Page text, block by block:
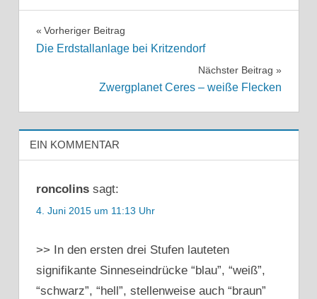
Beitragsnavigation
Vorheriger Beitrag
Die Erdstallanlage bei Kritzendorf
Nächster Beitrag
Zwergplanet Ceres – weiße Flecken
EIN KOMMENTAR
roncolins sagt:
4. Juni 2015 um 11:13 Uhr
>> In den ersten drei Stufen lauteten
signifikante Sinneseindrücke “blau”, “weiß”,
“schwarz”, “hell”, stellenweise auch “braun”